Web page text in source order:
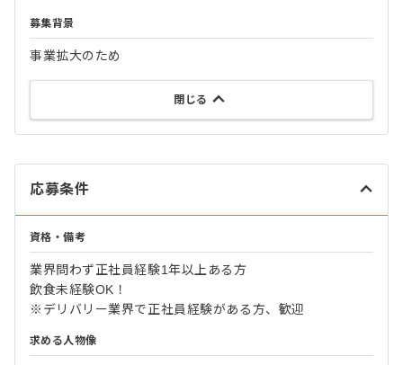
募集背景
事業拡大のため
閉じる
応募条件
資格・備考
業界問わず正社員経験1年以上ある方
飲食未経験OK！
※デリバリー業界で正社員経験がある方、歓迎
求める人物像